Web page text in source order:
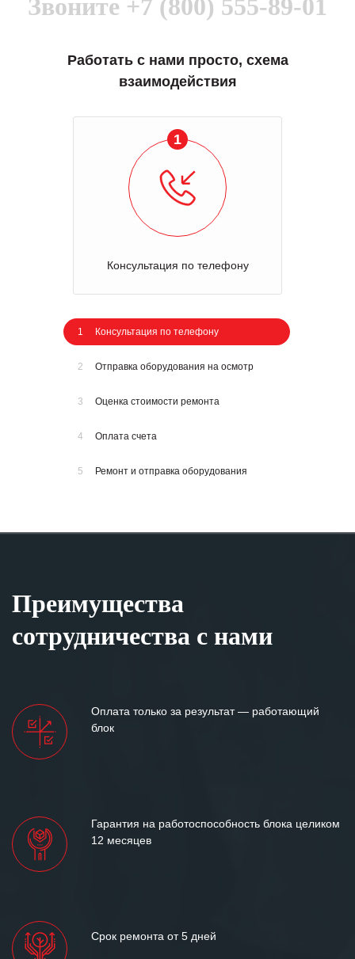
Звоните +7 (800) 555-89-01
Работать с нами просто, схема
взаимодействия
1
Консультация по телефону
1 Консультация по телефону
2 Отправка оборудования на осмотр
3 Оценка стоимости ремонта
4 Оплата счета
5 Ремонт и отправка оборудования
Преимущества
сотрудничества с нами
Оплата только за результат — работающий
блок
Гарантия на работоспособность блока целиком
12 месяцев
Срок ремонта от 5 дней